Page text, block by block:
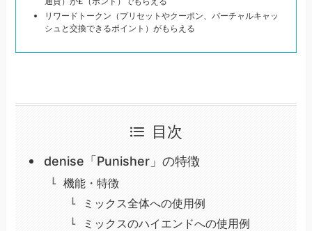
リワードトークン（プリセットやクーポン、バーチャルキャッ
シュと交換できるポイント）がもらえる
目次
denise「Punisher」の特徴
機能・特徴
ミックス全体への使用例
ミックスのハイエンドへの使用例